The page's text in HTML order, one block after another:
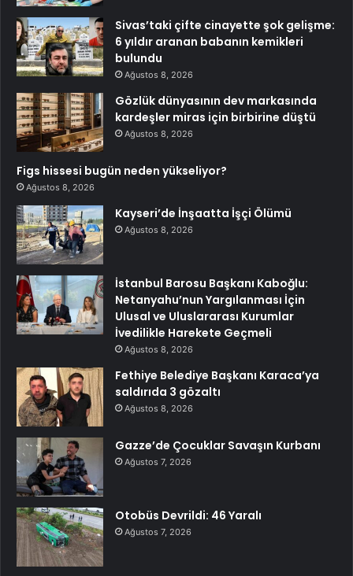
Sivas’taki çifte cinayette şok gelişme:
6 yıldır aranan babanın kemikleri
bulundu
Ağustos 8, 2026
Gözlük dünyasının dev markasında
kardeşler miras için birbirine düştü
Ağustos 8, 2026
Figs hissesi bugün neden yükseliyor?
Ağustos 8, 2026
Kayseri’de İnşaatta İşçi Ölümü
Ağustos 8, 2026
İstanbul Barosu Başkanı Kaboğlu:
Netanyahu’nun Yargılanması İçin
Ulusal ve Uluslararası Kurumlar
İvedilikle Harekete Geçmeli
Ağustos 8, 2026
Fethiye Belediye Başkanı Karaca’ya
saldırıda 3 gözaltı
Ağustos 8, 2026
Gazze’de Çocuklar Savaşın Kurbanı
Ağustos 7, 2026
Otobüs Devrildi: 46 Yaralı
Ağustos 7, 2026